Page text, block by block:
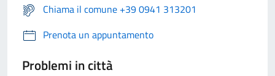
Chiama il comune +39 0941 313201
Prenota un appuntamento
Problemi in città